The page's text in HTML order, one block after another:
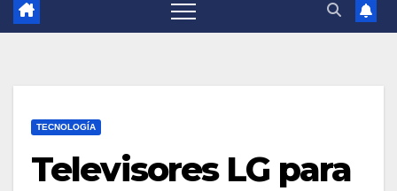
TECNOLOGÍA
Televisores LG para